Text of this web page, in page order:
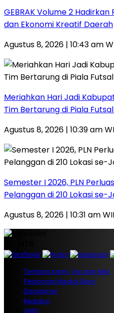
GEBRAK Volume 2
dan Ekonomi Kreatif Daerah
Agustus 8, 2026 | 10:43 am
Meriahkan Hari Jadi
Tim Bertarung di Piala
Agustus 8, 2026 | 10:39 am
Semester I 2026, PLN
Pelanggan di 210 Lokasi se-
Agustus 8, 2026 | 10:31 am
Tentang Kami, Visi dan Misi
Pedoman Media Siber
Disclaimer
Redaksi
SMSI